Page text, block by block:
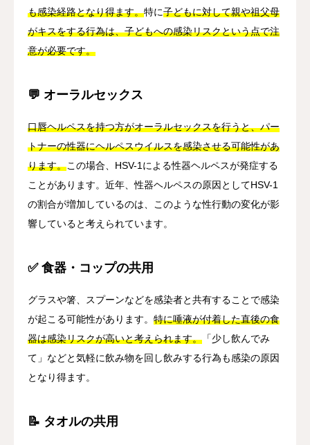
も感染経路となり得ます。特に子どもに対して親や祖父母
がキスをする行為は、子どもへの感染リスクという点で注
意が必要です。
💬 オーラルセックス
口唇ヘルペスを持つ方がオーラルセックスを行うと、パー
トナーの性器にヘルペスウイルスを感染させる可能性があ
ります。この場合、HSV-1による性器ヘルペスが発症する
ことがあります。近年、性器ヘルペスの原因としてHSV-1
の割合が増加しているのは、このような性行動の変化が影
響していると考えられています。
✅ 食器・コップの共用
グラスや箸、スプーンなどを感染者と共有することで感染
が起こる可能性があります。 特に唾液が付着した直後の食
器は感染リスクが高いと考えられます。 「少し飲んでみ
て」などと気軽に飲み物を回し飲みする行為も感染の原因
となり得ます。
📝 タオルの共用